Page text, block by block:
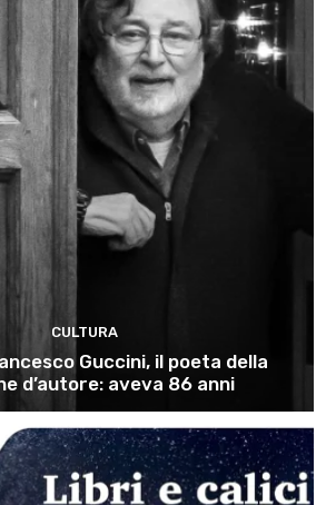
CULTURA
Guccini, il poeta della
d’autore: aveva 86 anni